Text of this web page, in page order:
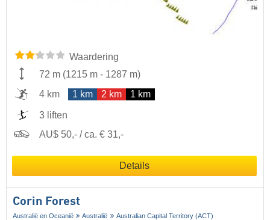
Waardering
72 m (1215 m - 1287 m)
4 km
1 km 2 km 1 km
3 liften
AU$ 50,- / ca. € 31,-
Details
Corin Forest
Australië en Oceanië Australië Australian Capital Territory (ACT)